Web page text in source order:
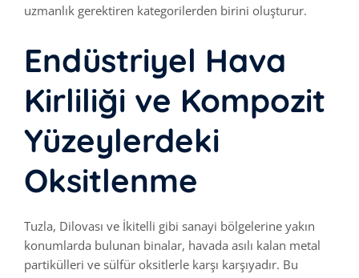
uzmanlık gerektiren kategorilerden birini oluşturur.
Endüstriyel Hava
Kirliliği ve Kompozit
Yüzeylerdeki
Oksitlenme
Tuzla, Dilovası ve İkitelli gibi sanayi bölgelerine yakın
konumlarda bulunan binalar, havada asılı kalan metal
partikülleri ve sülfür oksitlerle karşı karşıyadır. Bu